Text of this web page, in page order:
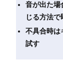
音が出た場
じる方法
不具合時は
試す